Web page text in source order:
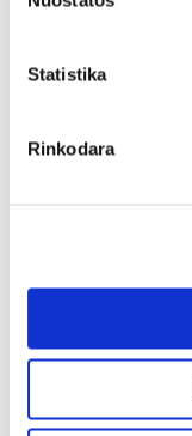
Statistika
Rinkodara